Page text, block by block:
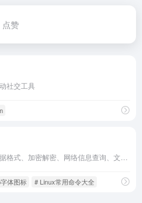
点赞
社交工具
体图标 # Linux常用命令大全